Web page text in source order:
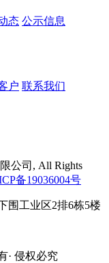
态 公示信息
户 联系我们
公司, All Rights
备19036004号
围工业区2排6栋5楼
· 侵权必究